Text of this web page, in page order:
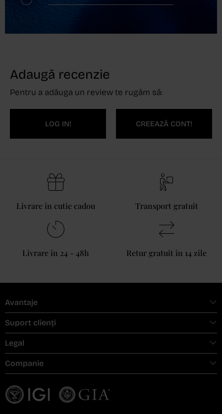
Adaugă recenzie
Pentru a adăuga un review te rugăm să:
LOG IN! CREEAZĂ CONT!
Livrare în cutie cadou Transport gratuit
Livrare în 24 - 48h Retur gratuit în 14 zile
Avantaje
Suport clienți
Legal
Companie